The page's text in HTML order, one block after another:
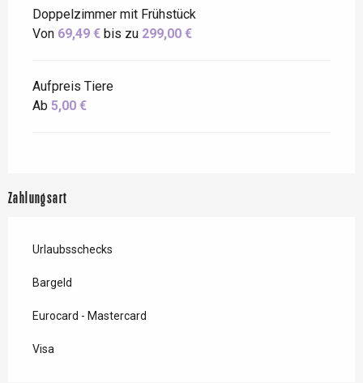
Doppelzimmer mit Frühstück
Von 69,49 € bis zu 299,00 €
Aufpreis Tiere
Ab 5,00 €
Zahlungsart
Urlaubsschecks
Bargeld
Eurocard - Mastercard
Visa